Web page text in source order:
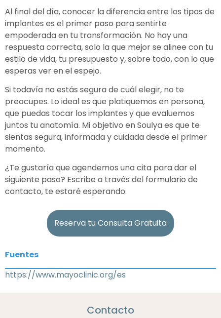
Al final del día, conocer la diferencia entre los tipos de
implantes es el primer paso para sentirte
empoderada en tu transformación. No hay una
respuesta correcta, solo la que mejor se alinee con tu
estilo de vida, tu presupuesto y, sobre todo, con lo que
esperas ver en el espejo.
Si todavía no estás segura de cuál elegir, no te
preocupes. Lo ideal es que platiquemos en persona,
que puedas tocar los implantes y que evaluemos
juntos tu anatomía. Mi objetivo en Soulya es que te
sientas segura, informada y cuidada desde el primer
momento.
¿Te gustaría que agendemos una cita para dar el
siguiente paso? Escribe a través del formulario de
contacto, te estaré esperando.
Reserva tu Consulta Gratuita
Fuentes
https://www.mayoclinic.org/es
Contacto